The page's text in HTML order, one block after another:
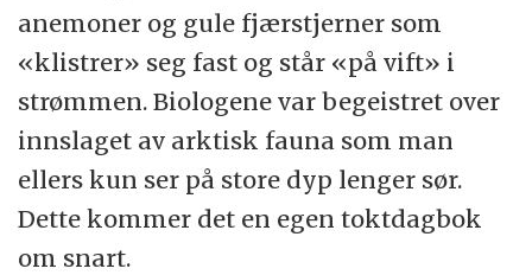
anemoner og gule fjærstjerner som
«klistrer» seg fast og står «på vift» i
strømmen. Biologene var begeistret over
innslaget av arktisk fauna som man
ellers kun ser på store dyp lenger sør.
Dette kommer det en egen toktdagbok
om snart.